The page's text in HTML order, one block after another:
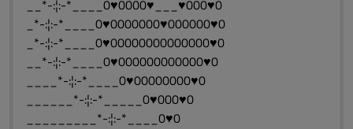
__*-:¦:-*____0♥0000♥___♥000♥0
_*-:¦:-*____0♥0000000♥000000♥0
_*-:¦:-*____0♥00000000000000♥0
__*-:¦:-*____0♥000000000000♥0
____*-:¦:-*____0♥00000000♥0
______*-:¦:-*_____0♥000♥0
_________*-:¦:-*____0♥0